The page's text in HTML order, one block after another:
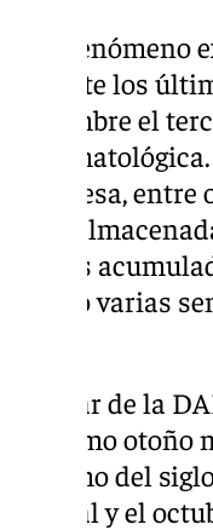
Este
durante los
diciembre el
la
atraviesa,
agua
lluvias
estado varias
A pesar de la
vigésimo otoño
séptimo del
normal y el